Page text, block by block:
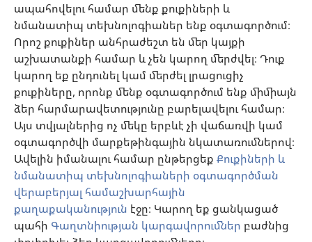
ապահովելու համար մենք քուքիների և
նմանատիպ տեխնոլոգիաներ ենք օգտագործում։
Որոշ քուքիներ անհրաժեշտ են մեր կայքի
աշխատանքի համար և չեն կարող մերժվել։ Դուք
կարող եք ընդունել կամ մերժել լրացուցիչ
քուքիները, որոնք մենք օգտագործում ենք միմիայն
ձեր հարմարավետությունը բարելավելու համար։
Այս տվյալներից ոչ մեկը երբևէ չի վաճառվի կամ
օգտագործվի մարքեթինգային նկատառումներով։
Ավելին իմանալու համար ընթերցեք Քուքիների և
նմանատիպ տեխնոլոգիաների օգտագործման
վերաբերյալ համաշխարհային
քաղաքականություն էջը։ Կարող եք ցանկացած
պահի Գաղտնիության կարգավորումներ բաժնից
Նվիրատվություններ
(բացվում
է
նոր
պատուհան)
Դիտարանի ՕՆԼԱՅՆ ԳՐԱԴԱՐԱՆ
(բացվում
է
նոր
պատուհան)
JW Hub
(բացվում
է
նոր
պատուհան)
JW Library® հավելված
Watchtower Library
Copyright © 2026 Watch Tower Bible and Tract Society of Pennsylvania.
ՕԳՏԱԳՈՐԾՄԱՆ ՊԱՅՄԱՆՆԵՐ |